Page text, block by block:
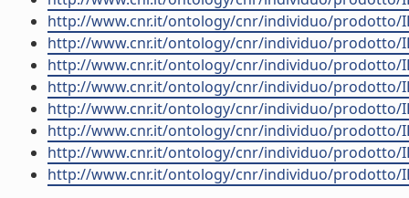
http://www.cnr.it/ontology/cnr/individuo/prodotto/
http://www.cnr.it/ontology/cnr/individuo/prodotto/
http://www.cnr.it/ontology/cnr/individuo/prodotto/
http://www.cnr.it/ontology/cnr/individuo/prodotto/
http://www.cnr.it/ontology/cnr/individuo/prodotto/
http://www.cnr.it/ontology/cnr/individuo/prodotto/
http://www.cnr.it/ontology/cnr/individuo/prodotto/
http://www.cnr.it/ontology/cnr/individuo/prodotto/